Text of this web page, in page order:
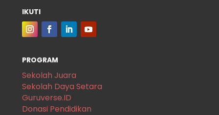
IKUTI
PROGRAM
Sekolah Juara
Sekolah Daya Setara
Guruverse.ID
Donasi Pendidikan